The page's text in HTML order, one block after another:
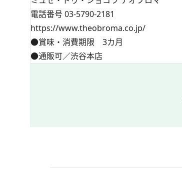
電話番号 03-5790-2181
https://www.theobroma.co.jp/
●賞味・消費期限 3カ月
●通販可／渋谷本店